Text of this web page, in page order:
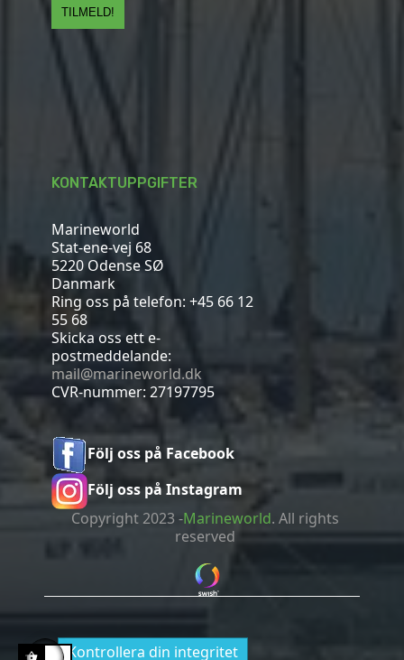
KONTAKTUPPGIFTER
Marineworld
Stat-ene-vej 68
5220 Odense SØ
Danmark
Ring oss på telefon: +45 66 12
55 68
Skicka oss ett e-
postmeddelande:
mail@marineworld.dk
CVR-nummer: 27197795
Följ oss på Facebook
Följ oss på Instagram
Copyright 2023 -Marineworld. All rights
reserved
Kontrollera din integritet